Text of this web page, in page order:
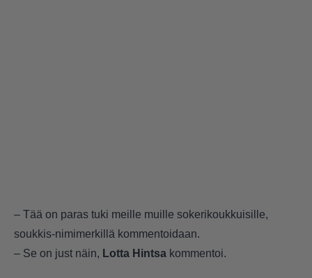
– Tää on paras tuki meille muille sokerikoukkuisille,
soukkis-nimimerkillä kommentoidaan.
– Se on just näin, Lotta Hintsa kommentoi.